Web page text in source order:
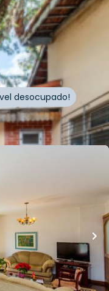
•4vagas
Saúde,São Paulo
desocupado!
Whatsapp
2vagas
Germânia
Porto Alegre